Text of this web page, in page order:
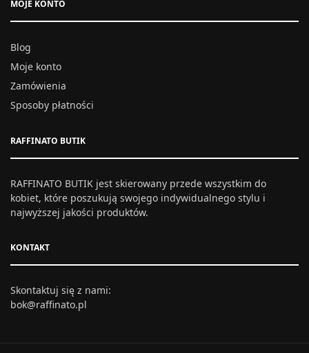
MOJE KONTO
Blog
Moje konto
Zamówienia
Sposoby płatności
RAFFINATO BUTIK
RAFFINATO BUTIK jest skierowany przede wszystkim do
kobiet, które poszukują swojego indywidualnego stylu i
najwyższej jakości produktów.
KONTAKT
Skontaktuj się z nami:
bok@raffinato.pl